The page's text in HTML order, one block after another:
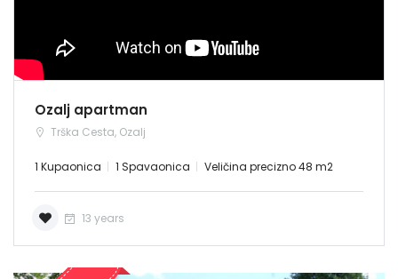
Ozalj apartman
Trška Cesta, Ozalj
1 Kupaonica 1 Spavaonica Veličina precizno 48 m2
13 years
Zapamti me